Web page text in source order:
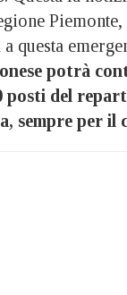
questa
potrà
posti del
sempre per il